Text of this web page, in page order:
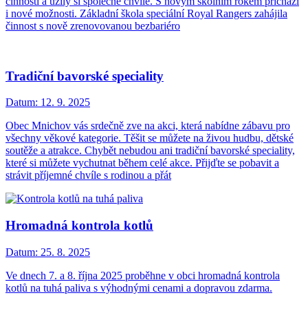
i nové možnosti. Základní škola speciální Royal Rangers zahájila
činnost s nově zrenovovanou bezbariéro
Tradiční bavorské speciality
Datum: 12. 9. 2025
Obec Mnichov vás srdečně zve na akci, která nabídne zábavu pro
všechny věkové kategorie. Těšit se můžete na živou hudbu, dětské
soutěže a atrakce. Chybět nebudou ani tradiční bavorské speciality,
které si můžete vychutnat během celé akce. Přijďte se pobavit a
strávit příjemné chvíle s rodinou a přát
Hromadná kontrola kotlů
Datum: 25. 8. 2025
Ve dnech 7. a 8. října 2025 proběhne v obci hromadná kontrola
kotlů na tuhá paliva s výhodnými cenami a dopravou zdarma.